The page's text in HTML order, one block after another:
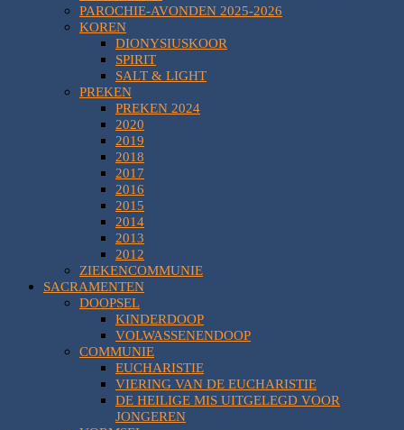
PAROCHIE-AVONDEN 2025-2026
KOREN
DIONYSIUSKOOR
SPIRIT
SALT & LIGHT
PREKEN
PREKEN 2024
2020
2019
2018
2017
2016
2015
2014
2013
2012
ZIEKENCOMMUNIE
SACRAMENTEN
DOOPSEL
KINDERDOOP
VOLWASSENENDOOP
COMMUNIE
EUCHARISTIE
VIERING VAN DE EUCHARISTIE
DE HEILIGE MIS UITGELEGD VOOR
JONGEREN